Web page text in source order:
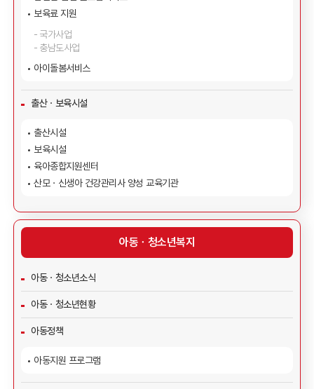
보육료 지원
국가사업
충남도사업
아이돌봄서비스
출산ㆍ보육시설
출산시설
보육시설
육아종합지원센터
산모ㆍ신생아 건강관리사 양성 교육기관
아동ㆍ청소년복지
아동ㆍ청소년소식
아동ㆍ청소년현황
아동정책
아동지원 프로그램